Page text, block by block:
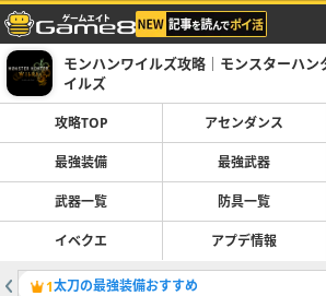
モンハンワイルズ攻略｜モンスターハン
イルズ
攻略TOP アセンダンス
最強装備 最強武器
武器一覧 防具一覧
イベクエ アプデ情報
1太刀の最強装備おすすめ